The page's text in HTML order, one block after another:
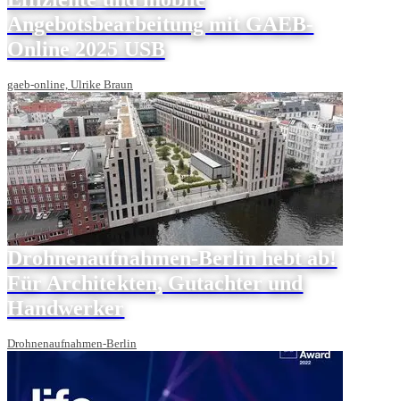
Angebotsbearbeitung mit GAEB-
Online 2025 USB
gaeb-online, Ulrike Braun
Drohnenaufnahmen-Berlin hebt ab!
Für Architekten, Gutachter und
Handwerker
Drohnenaufnahmen-Berlin